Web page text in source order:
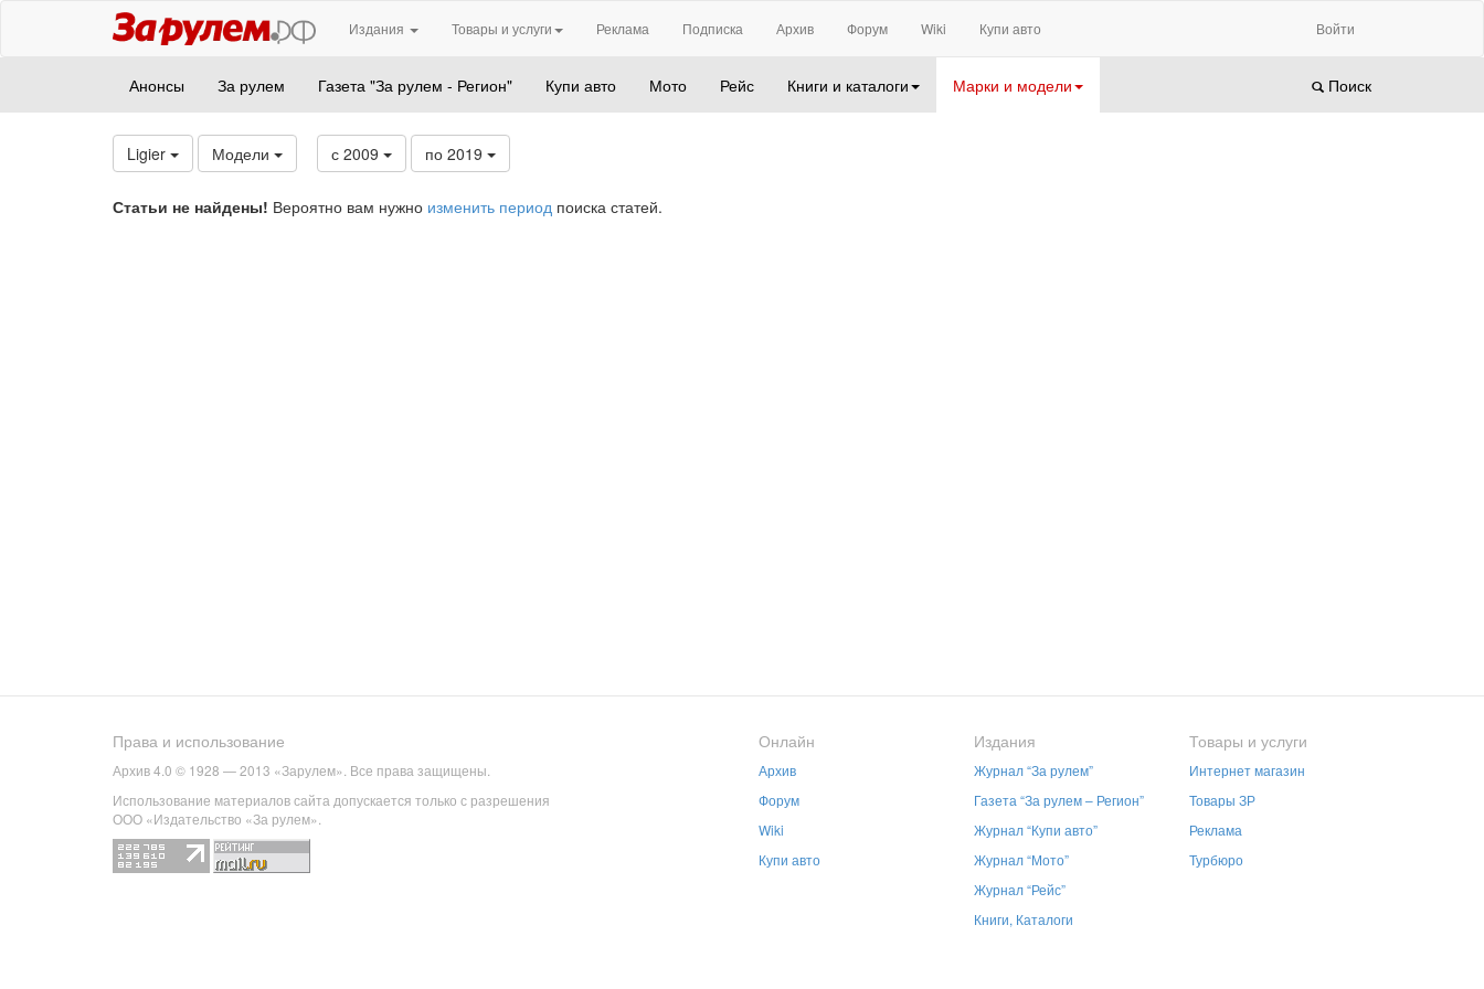
Издания Товары и услуги Реклама Подписка Архив Форум Wiki Купи авто Войти
Анонсы За рулем Газета "За рулем - Регион" Купи авто Мото Рейс Книги и каталоги Марки и модели Поиск
Ligier Модели с 2009 по 2019
Статьи не найдены! Вероятно вам нужно изменить период поиска статей.
Права и использование
Архив 4.0 © 1928 — 2013 «Зарулем». Все права защищены.
Использование материалов сайта допускается только с разрешения
ООО «Издательство «За рулем».
Онлайн
Архив
Форум
Wiki
Купи авто
Издания
Журнал “За рулем”
Газета “За рулем – Регион”
Журнал “Купи авто”
Журнал “Мото”
Журнал “Рейс”
Книги, Каталоги
Товары и услуги
Интернет магазин
Товары ЗР
Реклама
Турбюро